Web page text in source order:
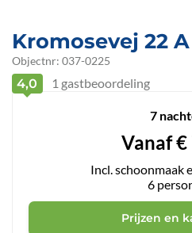
Kromosevej 22 A
Objectnr: 037-0225
4,0 1 gastbeoordeling
7
Vanaf€
Incl. schoonmaak
6
Prijzen en